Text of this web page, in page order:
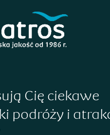
Cię ciekawe
podróży i